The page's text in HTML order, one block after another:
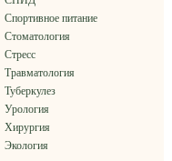
Спортивное питание
Стоматология
Стресс
Травматология
Туберкулез
Урология
Хирургия
Экология